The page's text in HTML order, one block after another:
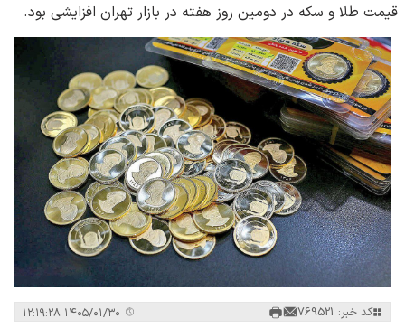
قیمت طلا و سکه در دومین روز هفته در بازار تهران افزایشی بود.
کد خبر: 769521